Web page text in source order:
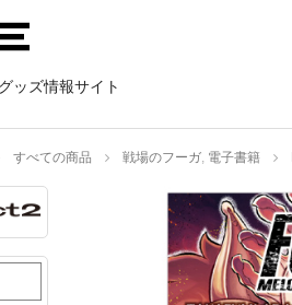
ッズ情報サイト
すべての商品 戦場のフーガ, 電子書籍